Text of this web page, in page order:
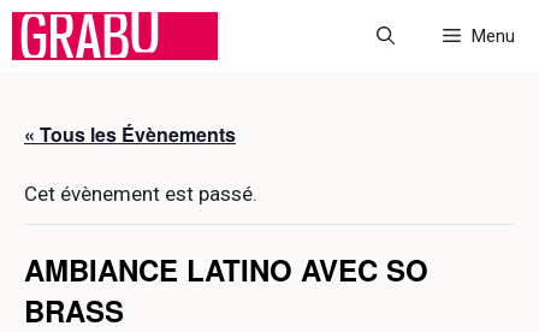
Aller
Menu
« Tous les Évènements
Cet évènement est passé.
AMBIANCE LATINO AVEC SO
BRASS